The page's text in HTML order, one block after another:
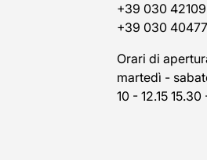
+39 030 42109
+39 030 40477
Orari di
martedì -
10 - 12.15 15.30